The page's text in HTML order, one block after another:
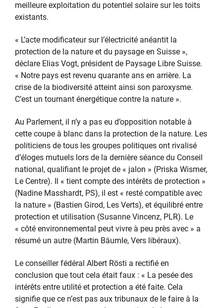
meilleure exploitation du potentiel solaire sur les toits
existants.
« L’acte modificateur sur l’électricité anéantit la
protection de la nature et du paysage en Suisse »,
déclare Elias Vogt, président de Paysage Libre Suisse.
« Notre pays est revenu quarante ans en arrière. La
crise de la biodiversité atteint ainsi son paroxysme.
C’est un tournant énergétique contre la nature ».
Au Parlement, il n’y a pas eu d’opposition notable à
cette coupe à blanc dans la protection de la nature. Les
politiciens de tous les groupes politiques ont rivalisé
d’éloges mutuels lors de la dernière séance du Conseil
national, qualifiant le projet de « jalon » (Priska Wismer,
Le Centre). Il « tient compte des intérêts de protection »
(Nadine Masshardt, PS), il est « resté compatible avec
la nature » (Bastien Girod, Les Verts), et équilibré entre
protection et utilisation (Susanne Vincenz, PLR). Le
« côté environnemental peut vivre à peu près avec » a
résumé un autre (Martin Bäumle, Vers libéraux).
Le conseiller fédéral Albert Rösti a rectifié en
conclusion que tout cela était faux : « La pesée des
intérêts entre utilité et protection a été faite. Cela
signifie que ce n’est pas aux tribunaux de le faire à la